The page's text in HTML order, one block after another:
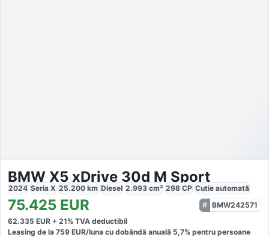
BMW X5 xDrive 30d M Sport
2024 Seria X 25.200 km Diesel 2.993 cm³ 298 CP Cutie automată
75.425 EUR
BMW242571
62.335 EUR + 21% TVA deductibil
Leasing de la 759 EUR/luna cu dobăndă anuală 5,7% pentru persoane